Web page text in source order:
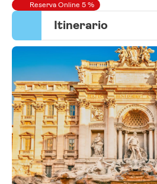
Reserva Online 5 %
Itinerario